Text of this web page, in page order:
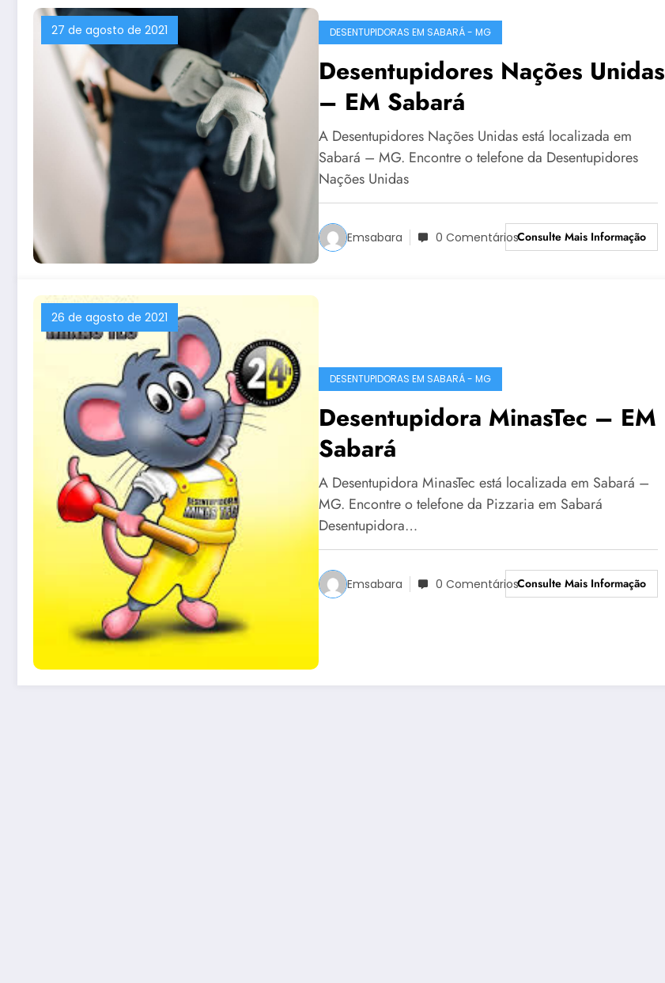
27 de agosto de 2021 DESENTUPIDORAS EM SABARÁ - MG
Desentupidores Nações Unidas
– EM Sabará
A Desentupidores Nações Unidas está localizada em
Sabará – MG. Encontre o telefone da Desentupidores
Nações Unidas
Emsabara 0 ComentáriosConsulte Mais Informação
26 de agosto de 2021
DESENTUPIDORAS EM SABARÁ - MG
Desentupidora MinasTec – EM
Sabará
A Desentupidora MinasTec está localizada em Sabará –
MG. Encontre o telefone da Pizzaria em Sabará
Desentupidora…
Emsabara 0 ComentáriosConsulte Mais Informação